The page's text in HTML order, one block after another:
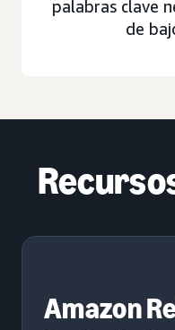
palabras clave
de
Amazon